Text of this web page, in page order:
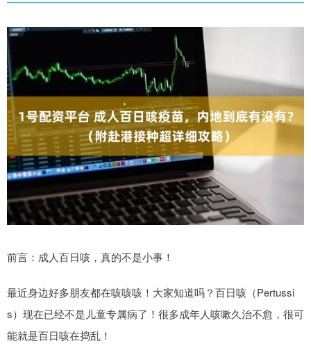
前言：成人百日咳，真的不是小事！
最近身边好多朋友都在咳咳咳！大家知道吗？百日咳（Pertussi
s）现在已经不是儿童专属病了！很多成年人咳嗽久治不愈，很可
能就是百日咳在捣乱！